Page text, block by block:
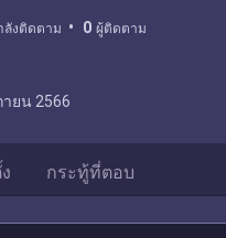
ลังติดตาม 0 ผู้ติดตาม
ยน 2566
กระทู้ที่ตอบ